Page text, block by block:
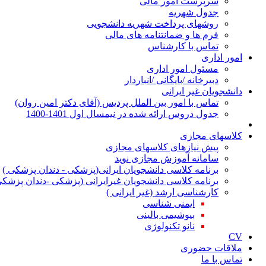
جدول شهریه
روشهای پرداخت شهریه دانشجویی
فرم ها و ضمانتنامه های مالی
تماس با کارشناس
امور اداری
مسئول امور اداری
دبیرخانه /بایگانی /انباردار
دانشجویان غیر ایرانی
تماس با امور بین الملل پردیس (آقای دکتر امین روان)
جدول دروس ارائه شده در نیمسال اول 1401-1400
کلاسهای مجازی
پیش نیازهای کلاسهای مجازی
سامانه آموزش مجازی نوید
برنامه کلاسی دانشجویان ایرانی(پزشکی - دندان پزشکی )
برنامه کلاسی دانشجویان غیرایرانی (پزشکی -دندان
کارشناسی ارشد (غیر ایرانی )
ایمنی شناسی
بیوشیمی بالینی
نانو تکنولوژی
CV
ملاقات حضوری
تماس با ما